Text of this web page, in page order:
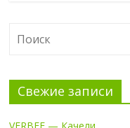
Свежие записи